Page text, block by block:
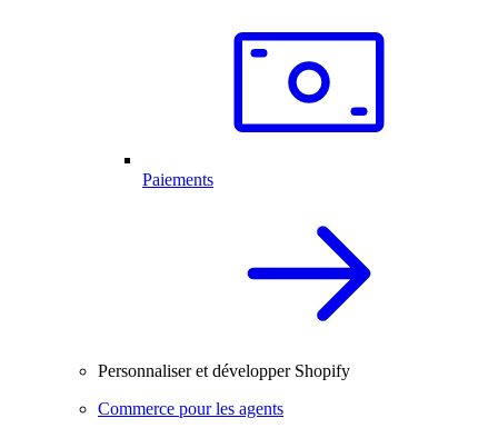
Paiements
Personnaliser et développer Shopify
Commerce pour les agents